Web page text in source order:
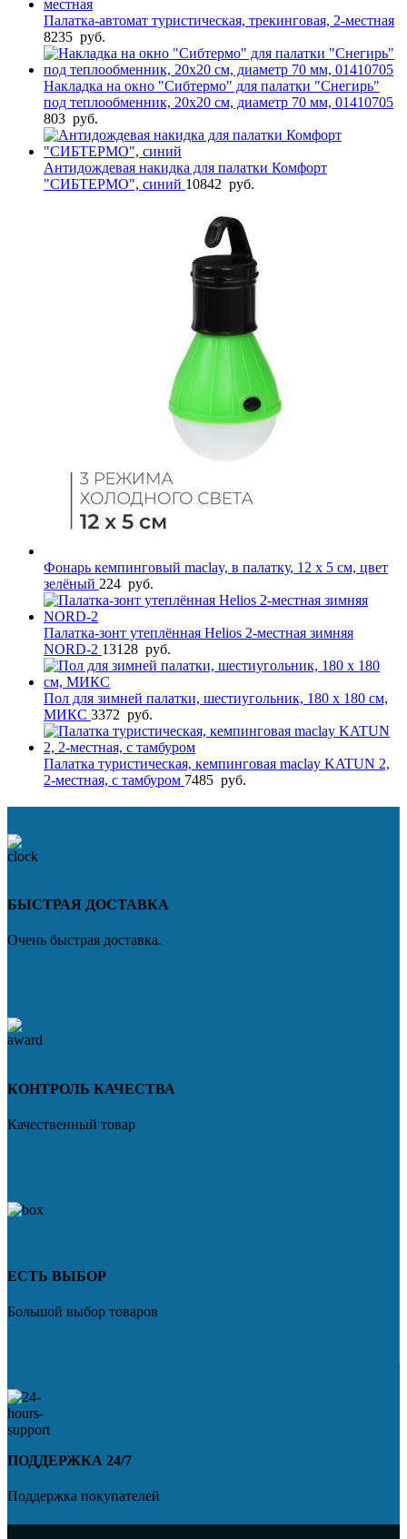
Палатка-автомат туристическая, трекинговая, 2-местная
8235 руб.
Накладка на окно "Сибтермо" для палатки "Снегирь"
под теплообменник, 20х20 см, диаметр 70 мм, 01410705
803 руб.
Антидождевая накидка для палатки Комфорт
"СИБТЕРМО", синий 10842 руб.
Фонарь кемпинговый maclay, в палатку, 12 х 5 см, цвет
зелёный 224 руб.
Палатка-зонт утеплённая Helios 2-местная зимняя
NORD-2 13128 руб.
Пол для зимней палатки, шестиугольник, 180 х 180 см,
МИКС 3372 руб.
Палатка туристическая, кемпинговая maclay KATUN 2,
2-местная, с тамбуром 7485 руб.
БЫСТРАЯ ДОСТАВКА
Очень быстрая доставка.
КОНТРОЛЬ КАЧЕСТВА
Качественный товар
ЕСТЬ ВЫБОР
Большой выбор товаров
ПОДДЕРЖКА 24/7
Поддержка покупателей